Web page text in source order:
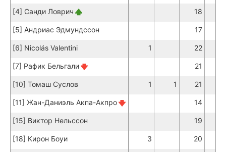
[4] Санди Ловрич 18
[5] Андриас Эдмундссон 17
[6] Nicolás Valentini 1 22
[7] Рафик Бельгали 21
[10] Томаш Суслов 1 1 21
[11] Жан-Даниэль Акпа-Акпро 14
[15] Виктор Нельссон 19
[18] Кирон Боуи 3 20